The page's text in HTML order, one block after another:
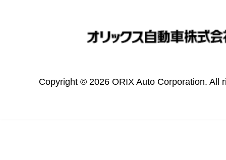
Copyright © 2026 ORIX Auto Corporation. All